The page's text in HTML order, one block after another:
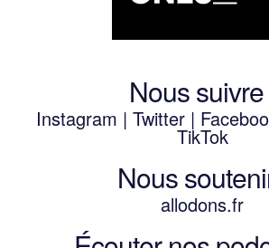
Nous suivre
Instagram | Twitter |
TikTok
Nous
allodons.fr